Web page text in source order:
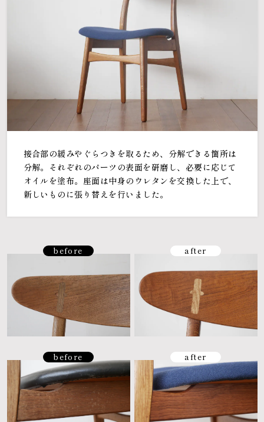
接合部の緩みやぐらつきを取るため、分解できる箇所は
分解。それぞれのパーツの表面を研磨し、必要に応じて
オイルを塗布。座面は中身のウレタンを交換した上で、
新しいものに張り替えを行いました。
before after
before after